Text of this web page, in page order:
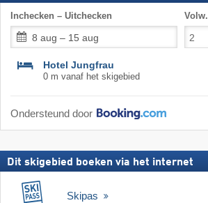
Inchecken – Uitchecken
8 aug – 15 aug
Volw.
Hotel Jungfrau
0 m vanaf het skigebied
Ondersteund door
Dit skigebied boeken via het internet
Skipas